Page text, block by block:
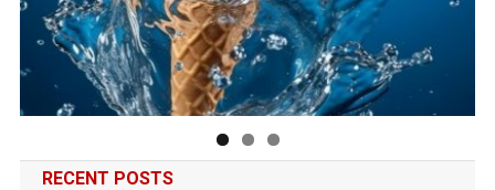
RECENT POSTS